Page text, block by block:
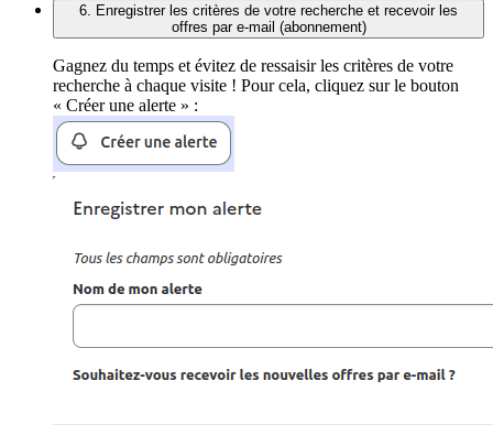
6. Enregistrer les critères de votre recherche et recevoir les
offres par e-mail (abonnement)
Gagnez du temps et évitez de ressaisir les critères de votre
recherche à chaque visite ! Pour cela, cliquez sur le bouton
« Créer une alerte » :